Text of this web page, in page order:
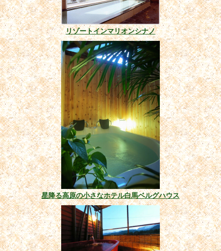
リゾートインマリオンシナノ
星降る高原の小さなホテル白馬ベルグハウス